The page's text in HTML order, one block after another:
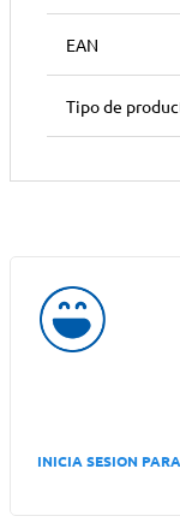
EAN
Tipo de
INICIA SESION